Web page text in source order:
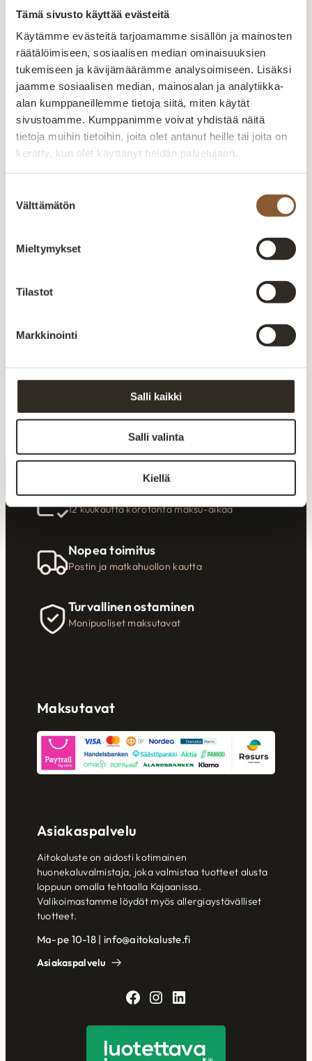
Tämä sivusto käyttää evästeitä
Käytämme evästeitä tarjoamamme sisällön ja mainosten
räätälöimiseen, sosiaalisen median ominaisuuksien
tukemiseen ja kävijämäärämme analysoimiseen. Lisäksi
jaamme sosiaalisen median, mainosalan ja analytiikka-
alan kumppaneillemme tietoja siitä, miten käytät
sivustoamme. Kumppanimme voivat yhdistää näitä
tietoja muihin tietoihin, joita olet antanut heille tai joita on
kerätty, kun olet käyttänyt heidän palvelujaan.
valinta
Välttämätön
Mieltymykset
Tilastot
Markkinointi
Salli kaikki
Salli valinta
Kiellä
Jokainen huonekalu valmistetaan huolellisesti
kokeneiden ammattilaisten käsissä. Laatu näkyy
rakenteissa, materiaaleissa ja viimeistellyissä
yksityiskohdissa.
Valmistetaan Kainuussa Suomessa
Aitokalusteen huonekalut valmistetaan Kajaanin
tehtaalla alusta loppuun. Oma tuotanto mahdollistaa
laadun valvonnan ja tuotteiden räätälöinnin
Liity
Koroton rahoitus
12 kuukautta korotonta maksu-aikaa
Nopea toimitus
Postin ja matkahuollon kautta
Turvallinen ostaminen
Monipuoliset maksutavat
Maksutavat
Asiakaspalvelu
Aitokaluste on aidosti kotimainen
huonekaluvalmistaja, joka valmistaa tuotteet alusta
loppuun omalla tehtaalla Kajaanissa.
Valikoimastamme löydät myös allergiaystävälliset
tuotteet.
Ma-pe 10-18 | info@aitokaluste.fi
Asiakaspalvelu
Facebook
Instagram
LinkedIn